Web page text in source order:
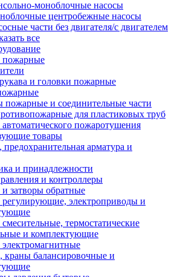
моноблочные насосы
центробежные насосы
части без двигателя/с двигателем
все
и головки пожарные
пожарные и соединительные части
для пластиковых труб
пожаротушения
товары
арматура и
и принадлежности
и контроллеры
затворы обратные
электроприводы и
термостатические
и комплектующие
краны балансировочные и